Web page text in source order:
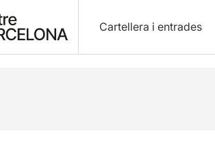
Cartellera i entrades